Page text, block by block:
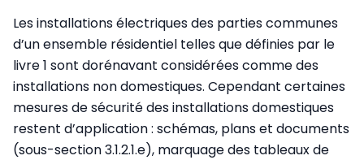
Les installations électriques des parties communes
d’un ensemble résidentiel telles que définies par le
livre 1 sont dorénavant considérées comme des
installations non domestiques. Cependant certaines
mesures de sécurité des installations domestiques
restent d’application : schémas, plans et documents
(sous-section 3.1.2.1.e), marquage des tableaux de